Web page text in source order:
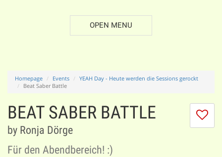
OPEN MENU
Homepage Events
YEAH Day - Heute werden die Sessions gerockt
Beat Saber Battle
I
BEAT SABER BATTLE
by Ronja Dörge
Für den Abendbereich! :)